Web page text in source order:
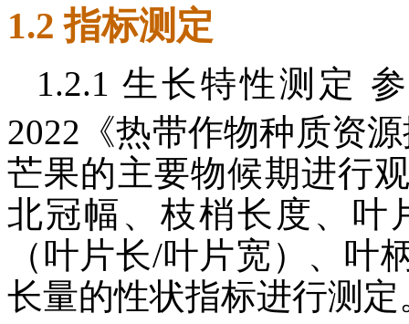
1.2 指标测定
1.2.1 生长特性测定
2022《热带作物种质资
芒果的主要物候期进行
北冠幅、枝梢长度、叶
（叶片长/叶片宽）、叶
长量的性状指标进行测定